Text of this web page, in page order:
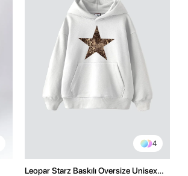
4
Leopar Starz Baskılı Oversize Unisex